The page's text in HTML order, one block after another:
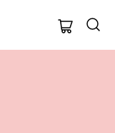
Oxford